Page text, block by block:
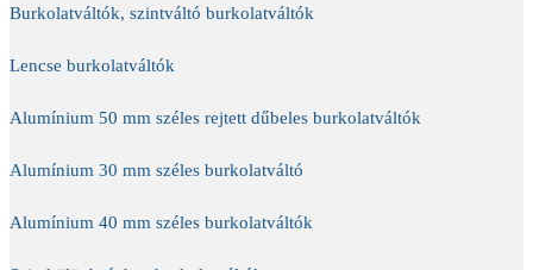
Burkolatváltók, szintváltó burkolatváltók
Lencse burkolatváltók
Alumínium 50 mm széles rejtett dűbeles burkolatváltók
Alumínium 30 mm széles burkolatváltó
Alumínium 40 mm széles burkolatváltók